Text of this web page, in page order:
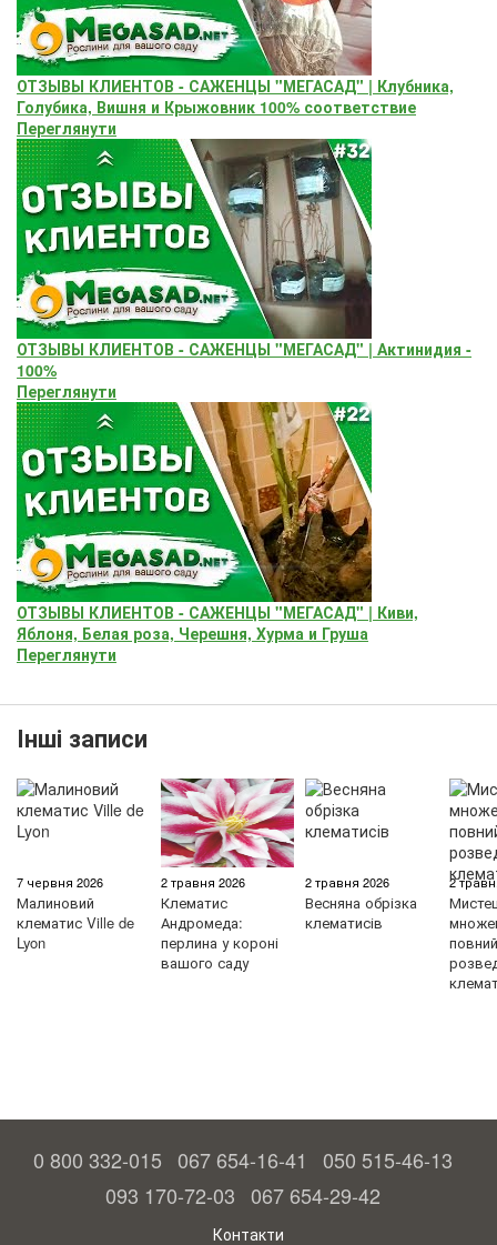
ОТЗЫВЫ КЛИЕНТОВ - САЖЕНЦЫ "МЕГАСАД" | Клубника,
Голубика, Вишня и Крыжовник 100% соответствие
Переглянути
ОТЗЫВЫ КЛИЕНТОВ - САЖЕНЦЫ "МЕГАСАД" | Актинидия -
100%
Переглянути
ОТЗЫВЫ КЛИЕНТОВ - САЖЕНЦЫ "МЕГАСАД" | Киви,
Яблоня, Белая роза, Черешня, Хурма и Груша
Переглянути
Інші записи
7 червня 2026
Малиновий
клематис Ville de
Lyon
2 травня 2026
Клематис
Андромеда:
перлина у короні
вашого саду
2 травня 2026
Весняна обрізка
клематисів
2
повний
0 800 332-015 067 654-16-41
050 515-46-13
093 170-72-03 067 654-29-42
Контакти